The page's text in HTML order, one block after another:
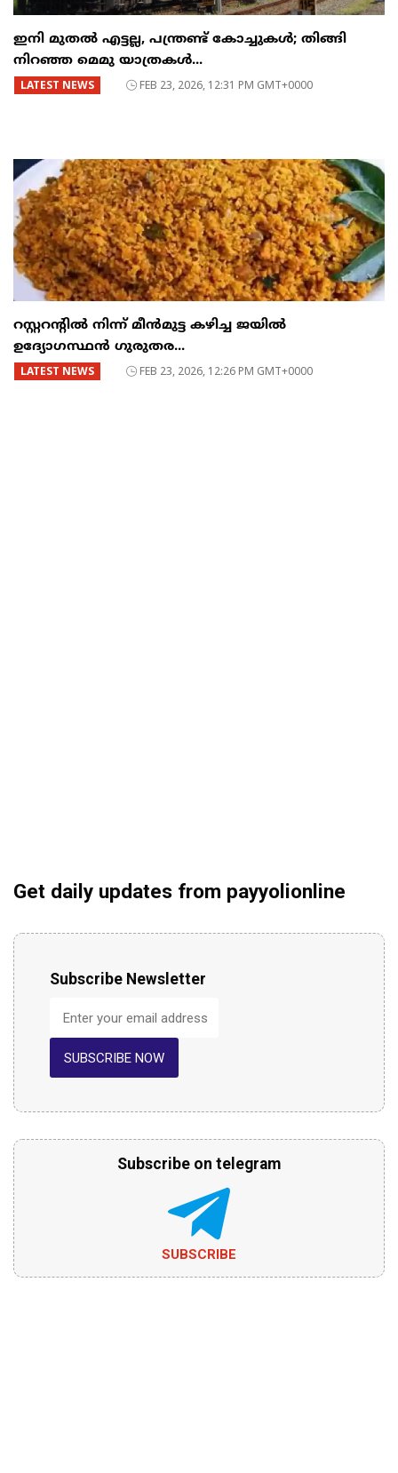
ഇനി മുതൽ എട്ടല്ല, പന്ത്രണ്ട് കോച്ചുകള്‍; തിങ്ങി
നിറഞ്ഞ മെമു യാത്രകൾ...
LATEST NEWS FEB 23, 2026, 12:31 PM GMT+0000
റസ്റ്ററന്റില്‍ നിന്ന് മീന്‍മുട്ട കഴിച്ച ജയില്‍
ഉദ്യോഗസ്ഥന്‍ ഗുരുതര...
LATEST NEWS FEB 23, 2026, 12:26 PM GMT+0000
Get daily updates from payyolionline
Subscribe Newsletter
SUBSCRIBE NOW
Subscribe on telegram
SUBSCRIBE